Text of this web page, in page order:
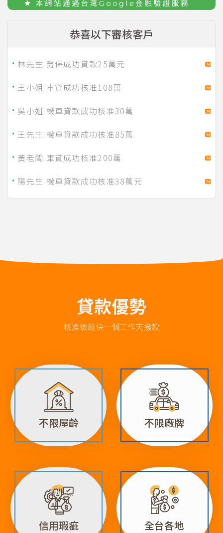
恭喜以下審核客戶
陳先生 勞保成功貸款30萬元
林先生 勞保成功貸款25萬元
王小姐 車貸成功核准108萬
吳小姐 機車貸款成功核准30萬
王先生 機車貸款成功核准85萬
黃老闆 車貸成功核准200萬
陽先生 機車貸款成功核准38萬元
3月份 江先生 車貸成功撥款 30萬！
4月份 徐先生 信貸成功撥款 15萬！
5月份 廖小姐 車貸成功撥款 21萬！
二胎房貸借款
房屋二胎免費估貸
二胎房貸條件
房屋二胎年息6趴規劃
貸款優勢
核准後最快一個工作天撥款
不限屋齡 不限廠牌
信用瑕疵 全台各地